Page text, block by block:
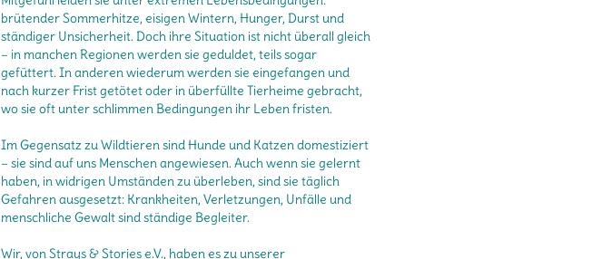
brütender Sommerhitze, eisigen Wintern, Hunger, Durst und
ständiger Unsicherheit. Doch ihre Situation ist nicht überall gleich
– in manchen Regionen werden sie geduldet, teils sogar
gefüttert. In anderen wiederum werden sie eingefangen und
nach kurzer Frist getötet oder in überfüllte Tierheime gebracht,
wo sie oft unter schlimmen Bedingungen ihr Leben fristen.
Im Gegensatz zu Wildtieren sind Hunde und Katzen domestiziert
– sie sind auf uns Menschen angewiesen. Auch wenn sie gelernt
haben, in widrigen Umständen zu überleben, sind sie täglich
Gefahren ausgesetzt: Krankheiten, Verletzungen, Unfälle und
menschliche Gewalt sind ständige Begleiter.
Wir, von Strays & Stories e.V., haben es zu unserer